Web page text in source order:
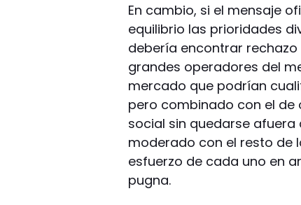
En cambio, si el mensaje
equilibrio las prioridades
debería encontrar
grandes operadores del
mercado que podrían
pero combinado con el de
social sin quedarse
moderado con el resto de
esfuerzo de cada uno en
pugna.